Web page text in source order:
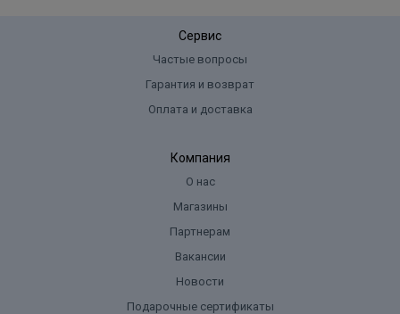
Сервис
Частые вопросы
Гарантия и возврат
Оплата и доставка
Компания
О нас
Магазины
Партнерам
Вакансии
Новости
Подарочные сертификаты